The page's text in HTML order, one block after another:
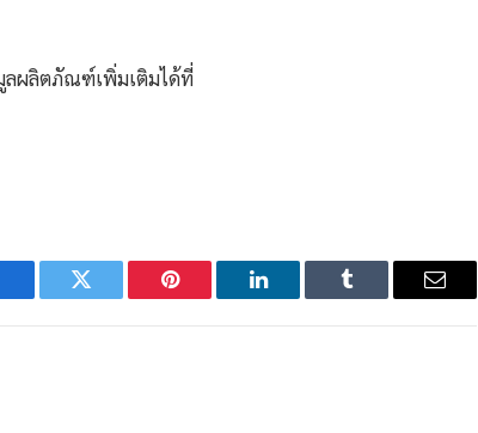
ลผลิตภัณฑ์เพิ่มเติมได้ที่
Twitter Pinterest LinkedIn Tumblr Email